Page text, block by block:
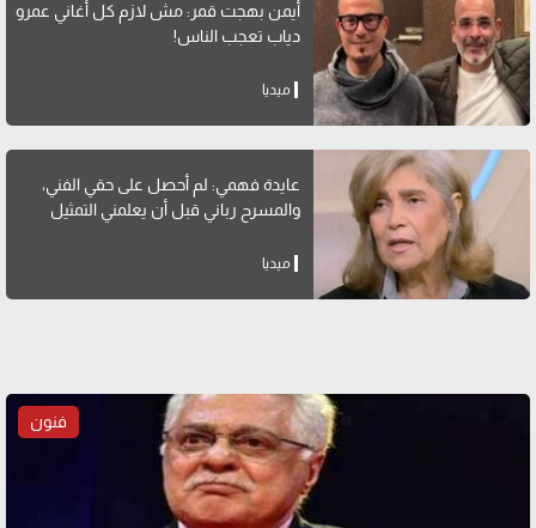
أيمن بهجت قمر: مش لازم كل أغاني عمرو
دياب تعجب الناس!
ميديا
عايدة فهمي: لم أحصل على حقي الفني،
والمسرح رباني قبل أن يعلمني التمثيل
ميديا
فنون